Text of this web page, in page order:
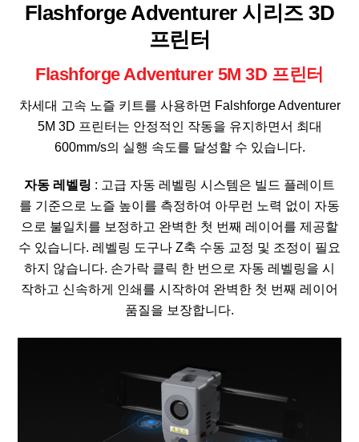
Flashforge Adventurer 시리즈 3D
프린터
Flashforge Adventurer 5M 3D 프린터
차세대 고속 노즐 키트를 사용하면 Falshforge Adventurer
5M 3D 프린터는 안정적인 작동을 유지하면서 최대
600mm/s의 실행 속도를 달성할 수 있습니다.
자동 레벨링 : 고급 자동 레벨링 시스템은 빌드 플레이트
를 기준으로 노즐 높이를 측정하여 아무런 노력 없이 자동
으로 불일치를 보정하고 완벽한 첫 번째 레이어를 제공할
수 있습니다. 레벨링 도구나 Z축 수동 교정 및 조정이 필요
하지 않습니다. 손가락 클릭 한 번으로 자동 레벨링을 시
작하고 신속하게 인쇄를 시작하여 완벽한 첫 번째 레이어
품질을 보장합니다.